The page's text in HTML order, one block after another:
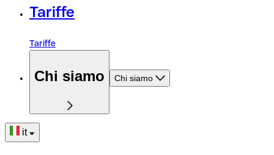
Tariffe
Tariffe
Chi siamo Chi siamo
it